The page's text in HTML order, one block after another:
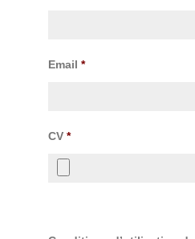
Email *
CV *